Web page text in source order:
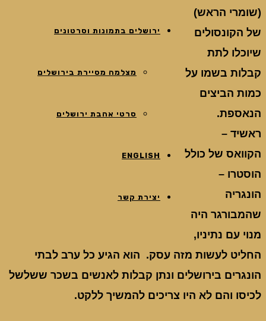
ירושלים בתמונות וסרטונים
מצלמה מסיירת בירושלים
סרטי אהבת ירושלים
ENGLISH
יצירת קשר
(שומרי הראש)
של הקונסולים
שיוכלו לתת
קבלות בשמו על
כמות הביצים
הנאספת.
ראשיד –
הקוואס של כולל
הוסטרו –
הונגריה
שהמבורגר היה
מנוי עם נתיניו,
החליט לעשות מזה עסק. הוא הגיע כל ערב לבתי
הונגרים בירושלים ונתן קבלות לאנשים בשכר ששלשל
לכיסו והם לא היו צריכים להמשיך ללקט.